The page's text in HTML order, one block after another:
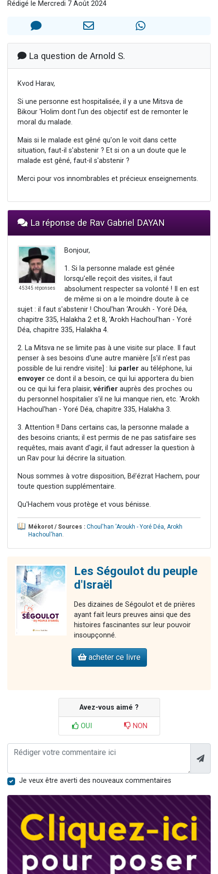
30 personnes viennent de faire un don pour Sauvez la jambe de Yohan
12 nouvelles musiques dans Torah-Box Music
29 personnes viennent de demander une bénédiction
Rédigé le Mercredi 7 Août 2024
La question de Arnold S.
Kvod Harav,
Si une personne est hospitalisée, il y a une Mitsva de
Bikour 'Holim dont l'un des objectif est de remonter le
moral du malade.
Mais si le malade est gêné qu'on le voit dans cette
situation, faut-il s'abstenir ? Et si on a un doute que le
malade est gêné, faut-il s'abstenir ?
Merci pour vos innombrables et précieux enseignements.
La réponse de Rav Gabriel DAYAN
45345 réponses
Bonjour,
1. Si la personne malade est gênée
lorsqu'elle reçoit des visites, il faut
absolument respecter sa volonté ! Il en est
de même si on a le moindre doute à ce
sujet : il faut s'abstenir ! Choul'han ‘Aroukh - Yoré Déa,
chapitre 335, Halakha 2 et 8, 'Arokh Hachoul'han - Yoré
Déa, chapitre 335, Halakha 4.
2. La Mitsva ne se limite pas à une visite sur place. Il faut
penser à ses besoins d'une autre manière [s'il n'est pas
possible de lui rendre visite] : lui parler au téléphone, lui
envoyer ce dont il a besoin, ce qui lui apportera du bien
ou ce qui lui fera plaisir, vérifier auprès des proches ou
du personnel hospitalier s'il ne lui manque rien, etc. 'Arokh
Hachoul'han - Yoré Déa, chapitre 335, Halakha 3.
3. Attention !! Dans certains cas, la personne malade a
des besoins criants; il est permis de ne pas satisfaire ses
requêtes, mais avant d'agir, il faut adresser la question à
un Rav pour lui décrire la situation.
Nous sommes à votre disposition, Bé’ézrat Hachem, pour
toute question supplémentaire.
Qu'Hachem vous protège et vous bénisse.
Mékorot / Sources : Choul'han 'Aroukh - Yoré Déa, Arokh
Hachoul'han.
Les Ségoulot du peuple
d'Israël
Des dizaines de Ségoulot et de prières
ayant fait leurs preuves ainsi que des
histoires fascinantes sur leur pouvoir
insoupçonné.
acheter ce livre
Avez-vous aimé ?
OUI NON
Je veux être averti des nouveaux commentaires